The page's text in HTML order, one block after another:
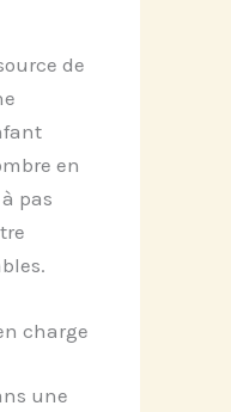
de
en
pas
charge
une